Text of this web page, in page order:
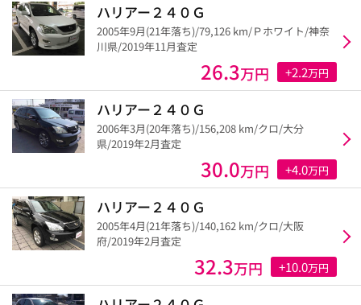
ハリアー２４０Ｇ
2005年9月(21年落ち)/79,126 km/Ｐホワイト/神奈
川県/2019年11月査定
26.3万円 +2.2万円
ハリアー２４０Ｇ
2006年3月(20年落ち)/156,208 km/クロ/大分
県/2019年2月査定
30.0万円 +4.0万円
ハリアー２４０Ｇ
2005年4月(21年落ち)/140,162 km/クロ/大阪
府/2019年2月査定
32.3万円 +10.0万円